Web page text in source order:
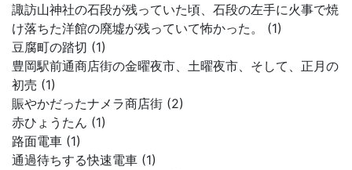
諏訪山神社の石段が残っていた頃、石段の左手に火事で焼
け落ちた洋館の廃墟が残っていて怖かった。 (1)
豆腐町の踏切 (1)
豊岡駅前通商店街の金曜夜市、土曜夜市、そして、正月の
初売 (1)
賑やかだったナメラ商店街 (2)
赤ひょうたん (1)
路面電車 (1)
通過待ちする快速電車 (1)